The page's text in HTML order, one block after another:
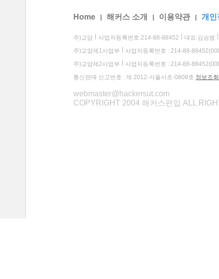
Home 해커스 소개 이용약관 개인
주)교암 사업자등록번호:214-88-88452
대표:김승범
주)교암제1사업부
사업자등록번호 : 214-88-
주)교암제2사업부
사업자등록번호 : 214-88-
통신판매 신고번호 : 제 2012-서울서초-0808호 정보조회
webmaster@hackersut.com
COPYRIGHT 2004 해커스편입 ALL